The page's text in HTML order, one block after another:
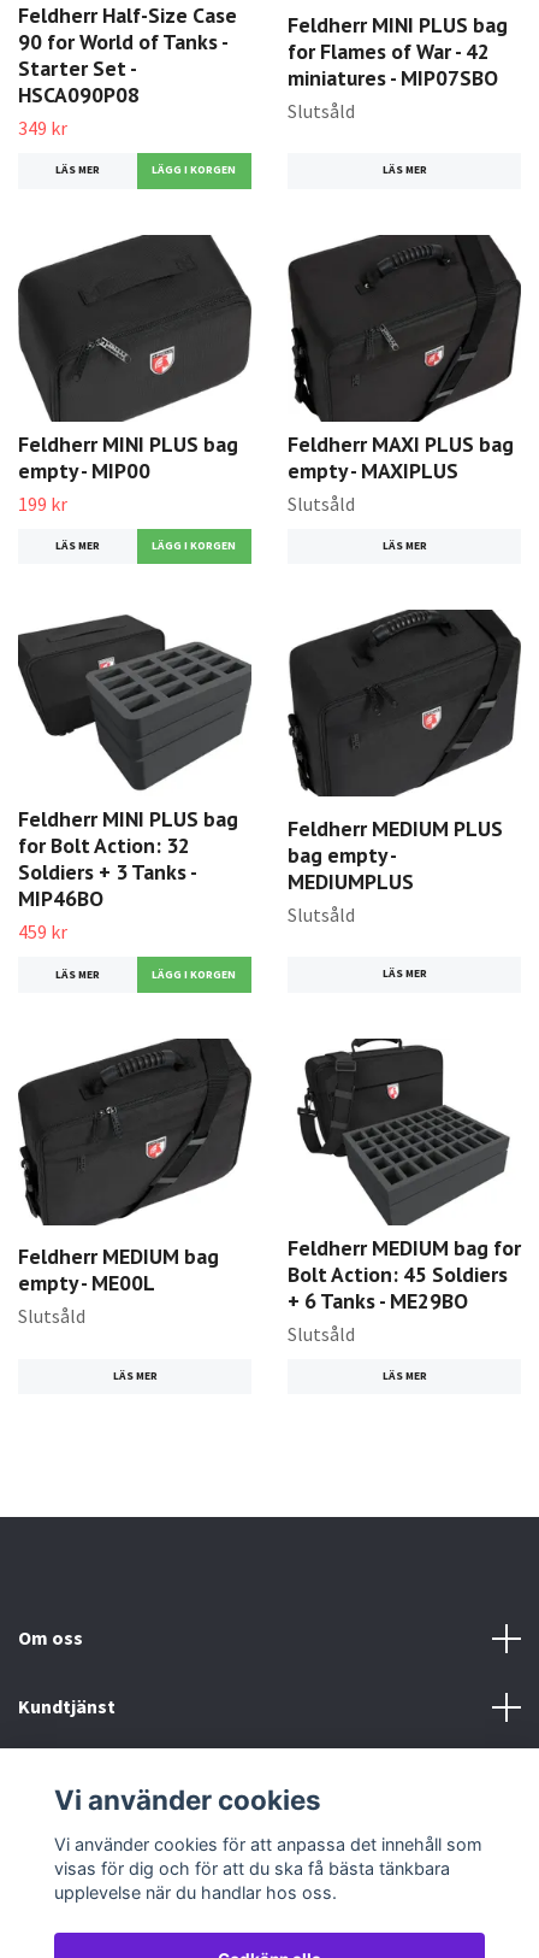
Feldherr Half-Size Case
90 for World of Tanks -
Starter Set -
HSCA090P08
349 kr
LÄS MER
Feldherr MINI PLUS bag
for Flames of War - 42
miniatures - MIP07SBO
Slutsåld
LÄS MER
Feldherr MINI PLUS bag
empty - MIP00
199 kr
LÄS MER
Feldherr MAXI PLUS bag
empty - MAXIPLUS
Slutsåld
LÄS MER
Feldherr MINI PLUS bag
for Bolt Action: 32
Soldiers + 3 Tanks -
MIP46BO
459 kr
LÄS MER
Feldherr MEDIUM PLUS
bag empty -
MEDIUMPLUS
Slutsåld
LÄS MER
Feldherr MEDIUM bag
empty - ME00L
Slutsåld
LÄS MER
Feldherr MEDIUM bag for
Bolt Action: 45 Soldiers
+ 6 Tanks - ME29BO
Slutsåld
LÄS MER
Om oss
Kundtjänst
Sociala medier
Vi använder cookies
Vi använder cookies för att anpassa det innehåll som
visas för dig och för att du ska få bästa tänkbara
upplevelse när du handlar hos oss.